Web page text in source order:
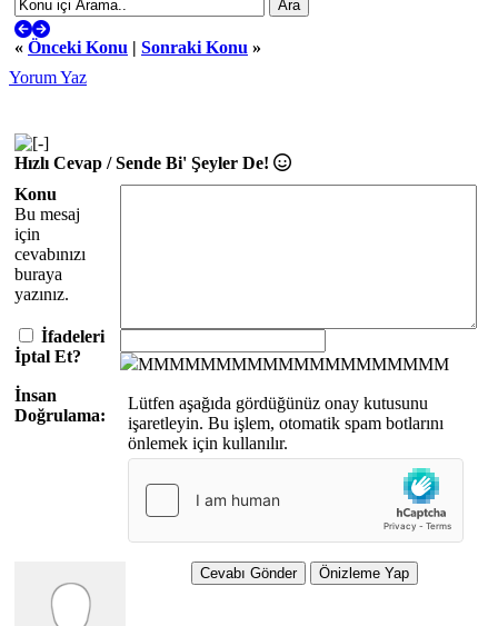
« Önceki Konu | Sonraki Konu »
Yorum Yaz
Hızlı Cevap / Sende Bi' Şeyler De!
Konu
Bu mesaj
için
cevabınızı
buraya
yazınız.
İfadeleri
İptal Et?
MMMMMMMMMMMMMMMMMMMM
İnsan
Doğrulama:
Lütfen aşağıda gördüğünüz onay kutusunu
işaretleyin. Bu işlem, otomatik spam botlarını
önlemek için kullanılır.